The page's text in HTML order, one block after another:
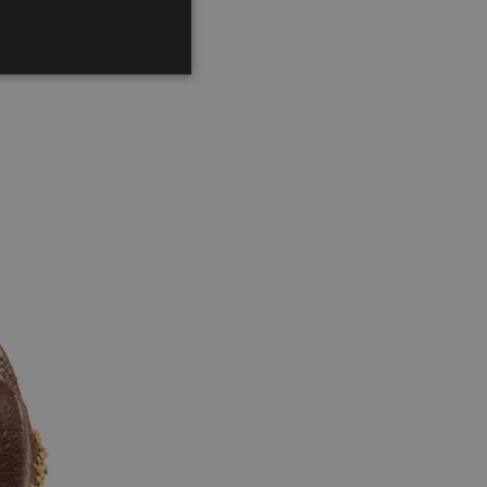
accountbeheer. De